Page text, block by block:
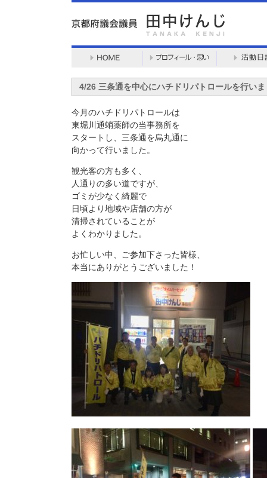
4/26 三条通を中心にハチドリパトロールを行い
今月のハチドリパトロールは
東堀川通蛸薬師の当事務所を
スタートし、三条通を烏丸通に
向かって行いました。
観光客の方も多く、
人通りの多い道ですが、
ゴミが少なく綺麗で
日頃より地域や店舗の方が
清掃されていることが
よくわかりました。
お忙しい中、ご参加下さった皆様、
本当にありがとうございました！